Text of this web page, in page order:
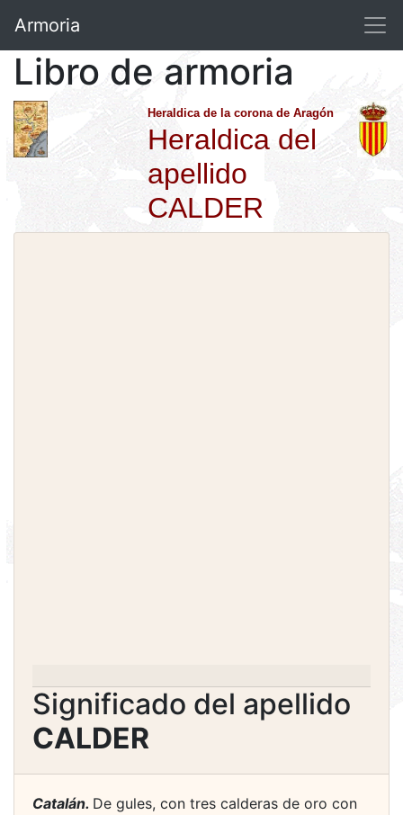
Armoria
Libro de armoria
Heraldica de la corona de Aragón
Heraldica del
apellido
CALDER
Significado del apellido
CALDER
Catalán. De gules, con tres calderas de oro con